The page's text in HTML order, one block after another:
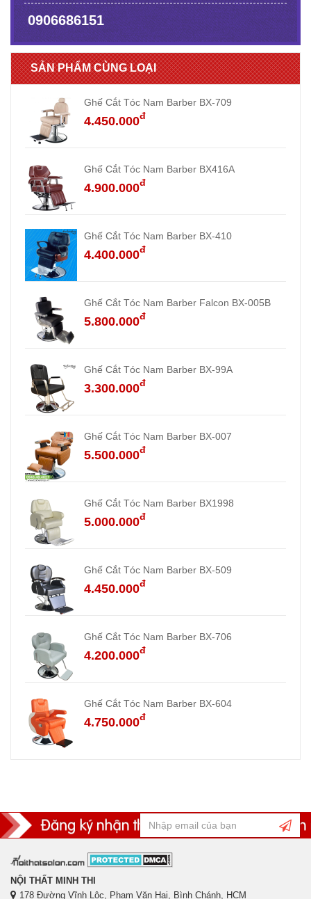
0906686151
SẢN PHẨM CÙNG LOẠI
Ghế Cắt Tóc Nam Barber BX-709
4.450.000đ
Ghế Cắt Tóc Nam Barber BX416A
4.900.000đ
Ghế Cắt Tóc Nam Barber BX-410
4.400.000đ
Ghế Cắt Tóc Nam Barber Falcon BX-005B
5.800.000đ
Ghế Cắt Tóc Nam Barber BX-99A
3.300.000đ
Ghế Cắt Tóc Nam Barber BX-007
5.500.000đ
Ghế Cắt Tóc Nam Barber BX1998
5.000.000đ
Ghế Cắt Tóc Nam Barber BX-509
4.450.000đ
Ghế Cắt Tóc Nam Barber BX-706
4.200.000đ
Ghế Cắt Tóc Nam Barber BX-604
4.750.000đ
NỘI THẤT MINH THI
178 Đường Vĩnh Lộc, Phạm Văn Hai, Bình Chánh, HCM